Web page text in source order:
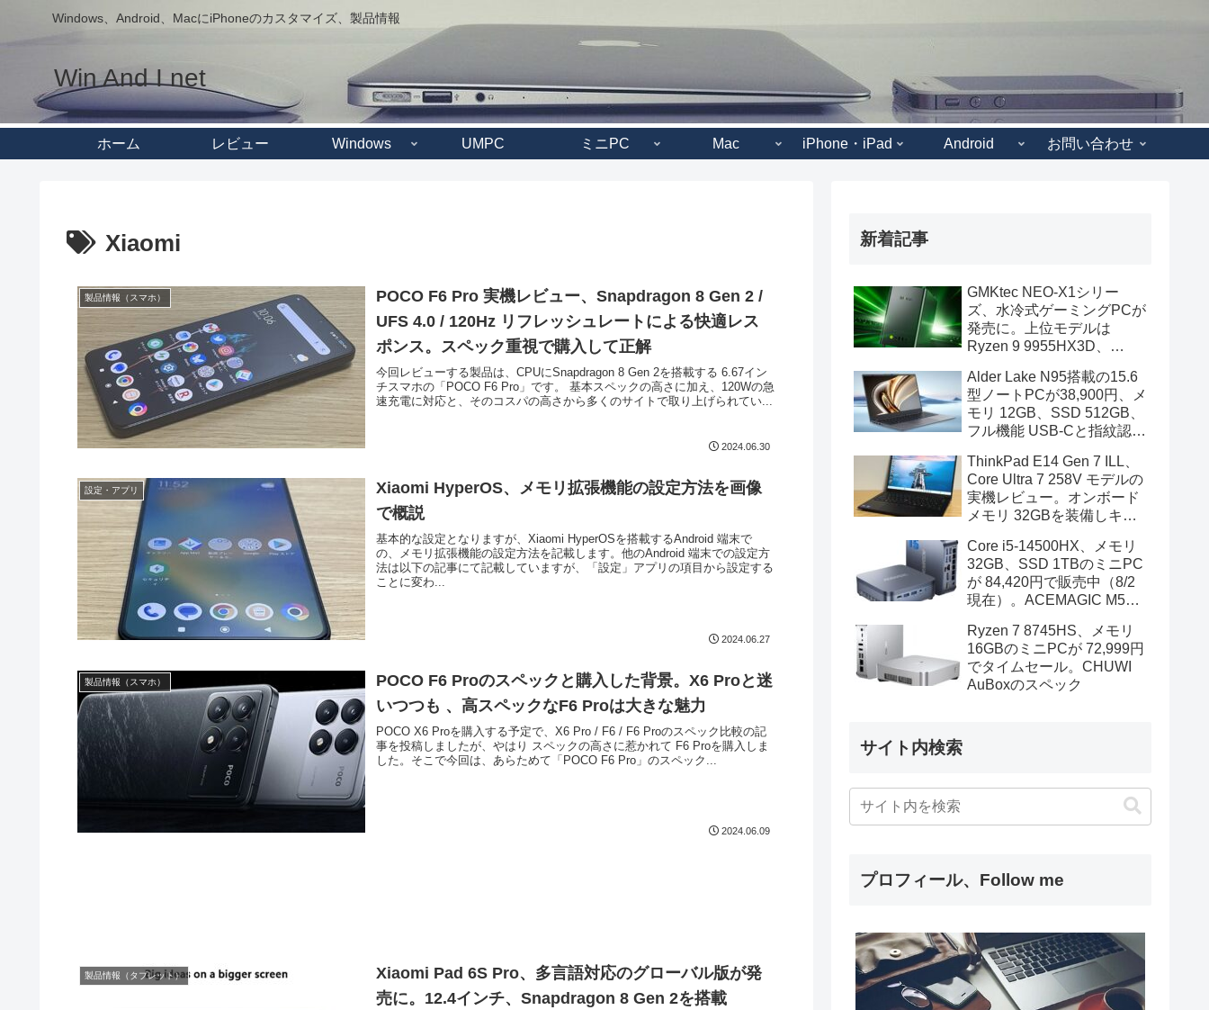
Windows、Android、MacにiPhoneのカスタマイズ、製品情報
Win And I net
ホーム レビュー Windows UMPC ミニPC Mac iPhone・iPad Android お問い合わせ
Xiaomi
製品情報（スマホ）
POCO F6 Pro 実機レビュー、Snapdragon 8 Gen 2 /
UFS 4.0 / 120Hz リフレッシュレートによる快適レス
ポンス。スペック重視で購入して正解
今回レビューする製品は、CPUにSnapdragon 8 Gen 2を搭載する 6.67イン
チスマホの「POCO F6 Pro」です。 基本スペックの高さに加え、120Wの急
速充電に対応と、そのコスパの高さから多くのサイトで取り上げられてい...
2024.06.30
設定・アプリ
Xiaomi HyperOS、メモリ拡張機能の設定方法を画像
で概説
基本的な設定となりますが、Xiaomi HyperOSを搭載するAndroid 端末で
の、メモリ拡張機能の設定方法を記載します。他のAndroid 端末での設定方
法は以下の記事にて記載していますが、「設定」アプリの項目から設定する
ことに変わ...
2024.06.27
製品情報（スマホ）
POCO F6 Proのスペックと購入した背景。X6 Proと迷
いつつも 、高スペックなF6 Proは大きな魅力
POCO X6 Proを購入する予定で、X6 Pro / F6 / F6 Proのスペック比較の記
事を投稿しましたが、やはり スペックの高さに惹かれて F6 Proを購入しま
した。そこで今回は、あらためて「POCO F6 Pro」のスペック...
2024.06.09
製品情報（タブレット）
Xiaomi Pad 6S Pro、多言語対応のグローバル版が発
売に。12.4インチ、Snapdragon 8 Gen 2を搭載
新着記事
GMKtec NEO-X1シリー
ズ、水冷式ゲーミングPCが
発売に。上位モデルは
Ryzen 9 9955HX3D、
Alder Lake N95搭載の15.6
型ノートPCが38,900円、メ
モリ 12GB、SSD 512GB、
フル機能 USB-Cと指紋認証
ThinkPad E14 Gen 7 ILL、
Core Ultra 7 258V モデルの
実機レビュー。オンボード
メモリ 32GBを装備しキビ
Core i5-14500HX、メモリ
32GB、SSD 1TBのミニPC
が 84,420円で販売中（8/2
現在）。ACEMAGIC M5の
Ryzen 7 8745HS、メモリ
16GBのミニPCが 72,999円
でタイムセール。CHUWI
AuBoxのスペック
サイト内検索
プロフィール、Follow me